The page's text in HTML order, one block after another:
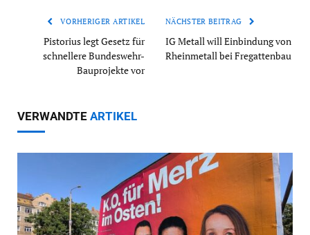
VORHERIGER ARTIKEL
Pistorius legt Gesetz für
schnellere Bundeswehr-
Bauprojekte vor
NÄCHSTER BEITRAG
IG Metall will Einbindung von
Rheinmetall bei Fregattenbau
VERWANDTE ARTIKEL